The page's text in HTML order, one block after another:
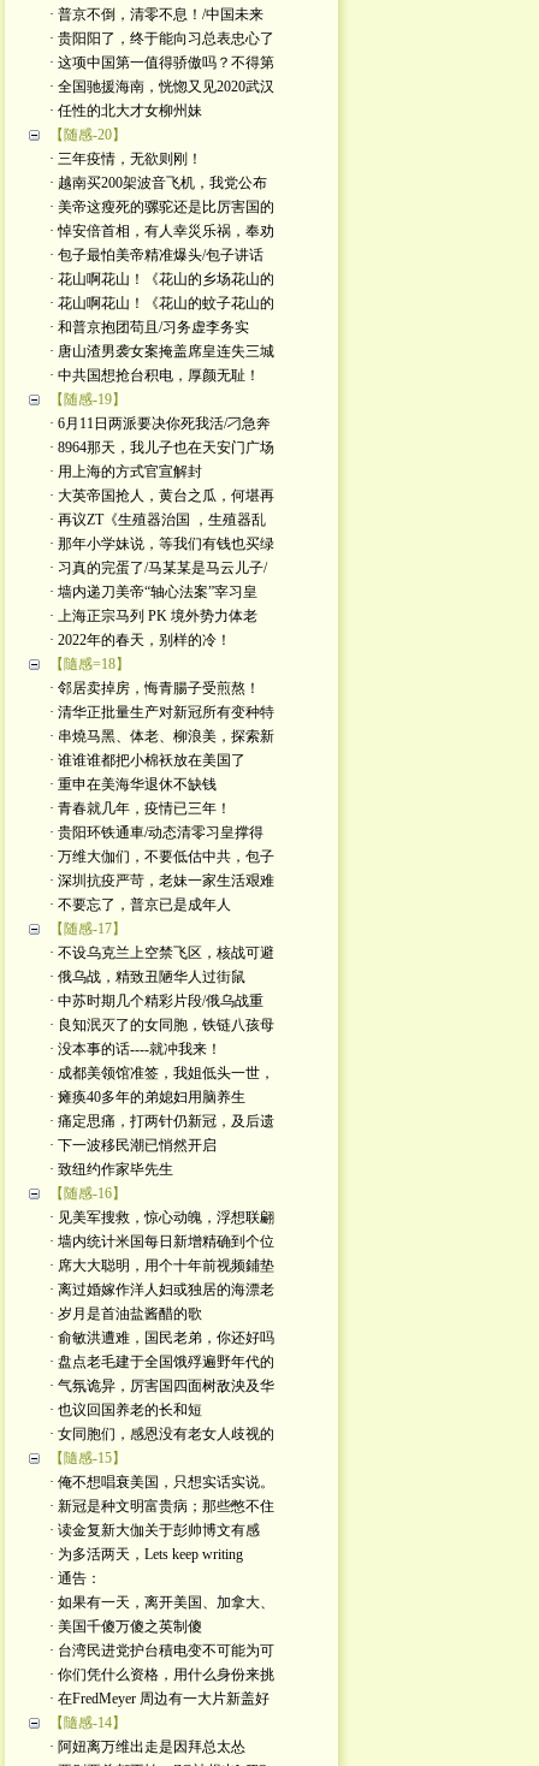
· 普京不倒，清零不息！/中国未来
· 贵阳阳了，终于能向习总表忠心了
· 这项中国第一值得骄傲吗？不得第
· 全国驰援海南，恍惚又见2020武汉
· 任性的北大才女柳州妹
【随感-20】
· 三年疫情，无欲则刚！
· 越南买200架波音飞机，我党公布
· 美帝这瘦死的骡驼还是比厉害国的
· 悼安倍首相，有人幸災乐祸，奉劝
· 包子最怕美帝精准爆头/包子讲话
· 花山啊花山！《花山的乡场花山的
· 花山啊花山！《花山的蚊子花山的
· 和普京抱团苟且/习务虚李务实
· 唐山渣男袭女案掩盖席皇连失三城
· 中共国想抢台积电，厚颜无耻！
【随感-19】
· 6月11日两派要决你死我活/刁急奔
· 8964那天，我儿子也在天安门广场
· 用上海的方式官宣解封
· 大英帝国抢人，黄台之瓜，何堪再
· 再议ZT《生殖器治国 ，生殖器乱
· 那年小学妹说，等我们有钱也买绿
· 习真的完蛋了/马某某是马云儿子/
· 墙内递刀美帝“轴心法案”宰习皇
· 上海正宗马列 PK 境外势力体老
· 2022年的春天，别样的冷！
【隨感=18】
· 邻居卖掉房，悔青腸子受煎熬！
· 清华正批量生产对新冠所有变种特
· 串燒马黑、体老、柳浪美，探索新
· 谁谁谁都把小棉袄放在美国了
· 重申在美海华退休不缺钱
· 青春就几年，疫情已三年！
· 贵阳环铁通車/动态清零习皇撑得
· 万维大伽们，不要低估中共，包子
· 深圳抗疫严苛，老妹一家生活艰难
· 不要忘了，普京已是成年人
【随感-17】
· 不设乌克兰上空禁飞区，核战可避
· 俄乌战，精致丑陋华人过街鼠
· 中苏时期几个精彩片段/俄乌战重
· 良知泯灭了的女同胞，铁链八孩母
· 没本事的话----就冲我来！
· 成都美领馆准签，我姐低头一世，
· 瘫痪40多年的弟媳妇用脑养生
· 痛定思痛，打两针仍新冠，及后遗
· 下一波移民潮已悄然开启
· 致纽约作家毕先生
【随感-16】
· 见美军搜救，惊心动魄，浮想联翩
· 墙内统计米国每日新增精确到个位
· 席大大聪明，用个十年前视频鋪垫
· 离过婚嫁作洋人妇或独居的海漂老
· 岁月是首油盐酱醋的歌
· 俞敏洪遭难，国民老弟，你还好吗
· 盘点老毛建于全国饿殍遍野年代的
· 气氛诡异，厉害国四面树敌泱及华
· 也议回国养老的长和短
· 女同胞们，感恩没有老女人歧视的
【隨感-15】
· 俺不想唱衰美国，只想实话实说。
· 新冠是种文明富贵病；那些憋不住
· 读金复新大伽关于彭帅博文有感
· 为多活两天，Lets keep writing
· 通告：
· 如果有一天，离开美国、加拿大、
· 美国千傻万傻之英制傻
· 台湾民进党护台積电变不可能为可
· 你们凭什么资格，用什么身份来挑
· 在FredMeyer 周边有一大片新盖好
【隨感-14】
· 阿妞离万维出走是因拜总太怂